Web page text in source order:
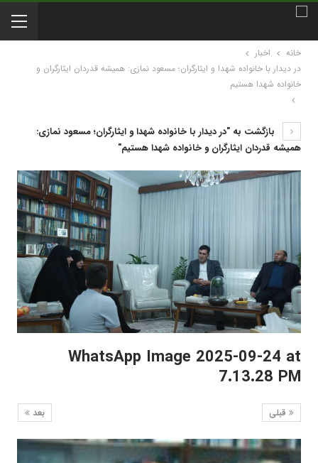
خانه
اخبار
در دیدار با خانواده شهدا و ایثارگران؛ مسعود نمازی: همیشه قدردان ایثارگران و
خانواده شهدا هستیم
بازگشت به "در دیدار با خانواده شهدا و ایثارگران؛ مسعود نمازی:
همیشه قدردان ایثارگران و خانواده شهدا هستیم"
WhatsApp Image 2025-09-24 at
7.13.28 PM
بعد قبلی